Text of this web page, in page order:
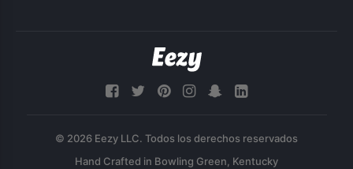
© 2026 Eezy LLC. Todos los derechos reservados